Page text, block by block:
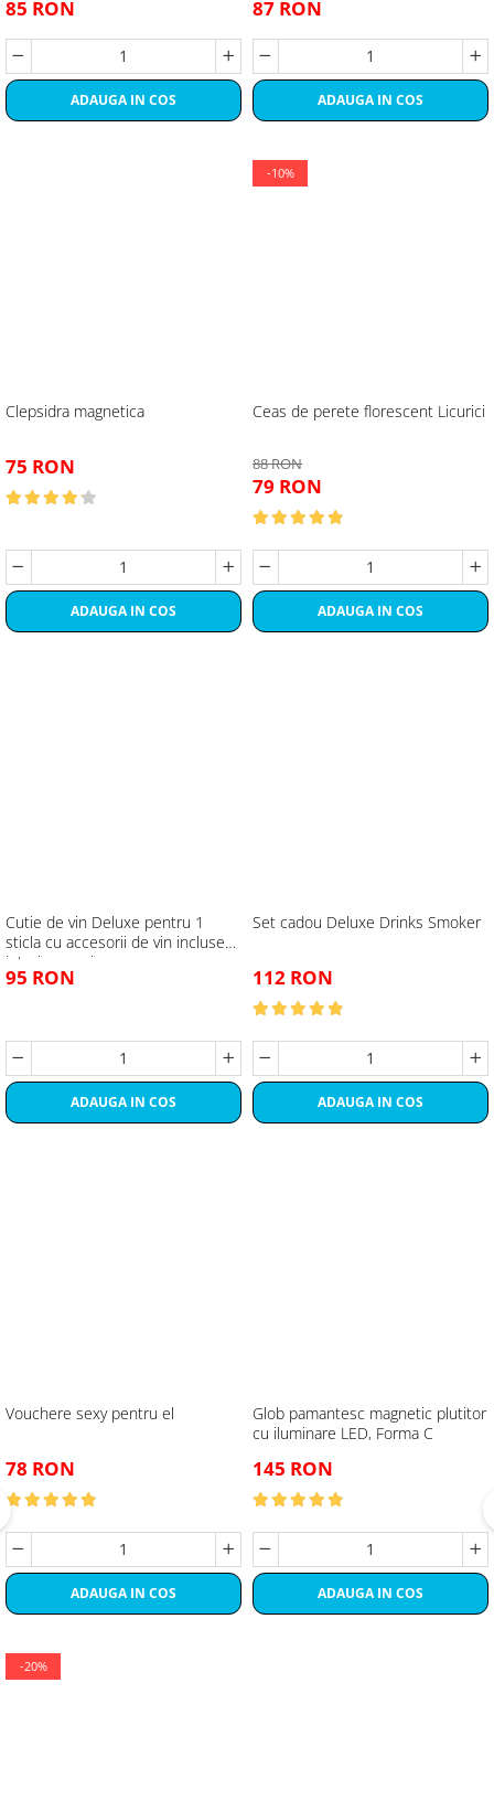
85 RON
ADAUGA IN COS
87 RON
ADAUGA IN COS
Clepsidra magnetica
75 RON
ADAUGA IN COS
-10%
Ceas de perete florescent Licurici
88 RON
79 RON
ADAUGA IN COS
Cutie de vin Deluxe pentru 1
sticla cu accesorii de vin incluse
interior oranj
95 RON
ADAUGA IN COS
Set cadou Deluxe Drinks Smoker
112 RON
ADAUGA IN COS
Vouchere sexy pentru el
78 RON
ADAUGA IN COS
Glob pamantesc magnetic plutitor
cu iluminare LED, Forma C
145 RON
ADAUGA IN COS
-20%